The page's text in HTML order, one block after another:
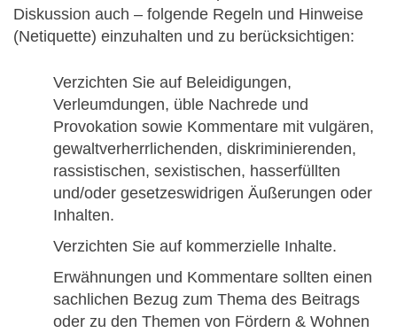
Diskussion auch – folgende Regeln und Hinweise
(Netiquette) einzuhalten und zu berücksichtigen:
Verzichten Sie auf Beleidigungen,
Verleumdungen, üble Nachrede und
Provokation sowie Kommentare mit vulgären,
gewaltverherrlichenden, diskriminierenden,
rassistischen, sexistischen, hasserfüllten
und/oder gesetzeswidrigen Äußerungen oder
Inhalten.
Verzichten Sie auf kommerzielle Inhalte.
Erwähnungen und Kommentare sollten einen
sachlichen Bezug zum Thema des Beitrags
oder zu den Themen von Fördern & Wohnen